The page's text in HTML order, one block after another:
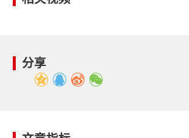
分享